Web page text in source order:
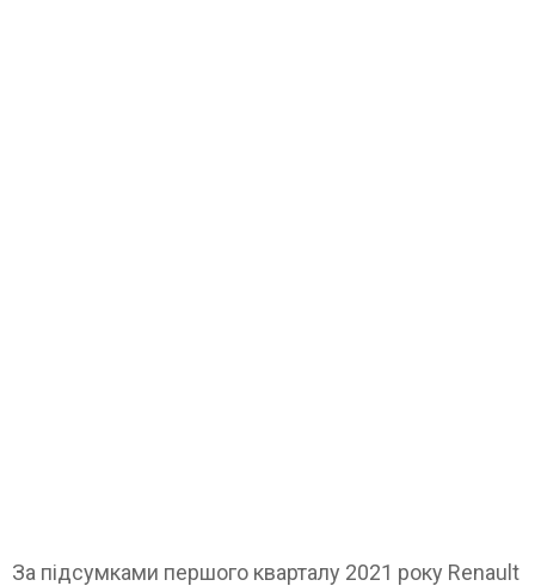
За підсумками першого кварталу 2021 року Renault